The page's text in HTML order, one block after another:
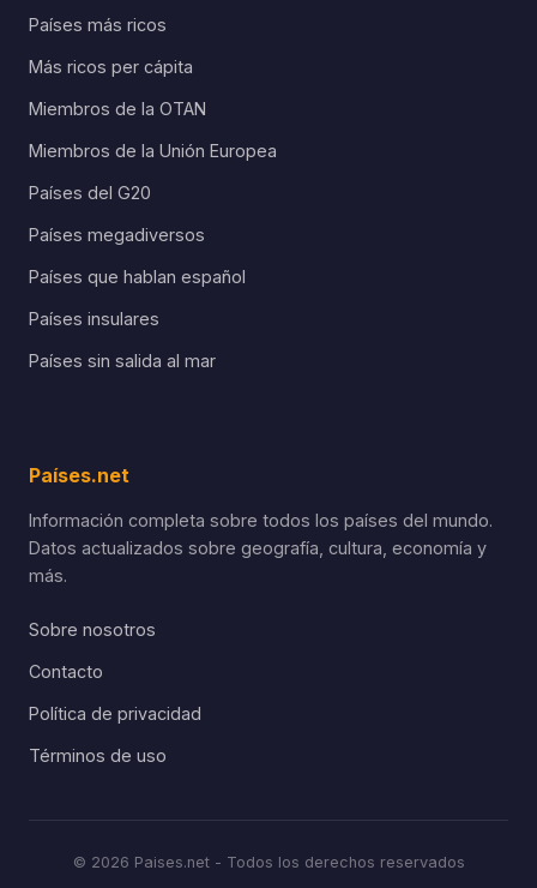
Países más ricos
Más ricos per cápita
Miembros de la OTAN
Miembros de la Unión Europea
Países del G20
Países megadiversos
Países que hablan español
Países insulares
Países sin salida al mar
Países.net
Información completa sobre todos los países del mundo.
Datos actualizados sobre geografía, cultura, economía y
más.
Sobre nosotros
Contacto
Política de privacidad
Términos de uso
© 2026 Paises.net - Todos los derechos reservados